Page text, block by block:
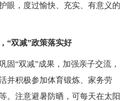
眼，度过愉快、充实、有意义的
“双减”政策落实好
固“双减”成果，加强亲子交流，
并积极参加体育锻炼、家务劳
。注意避暑防晒，可每天在太阳